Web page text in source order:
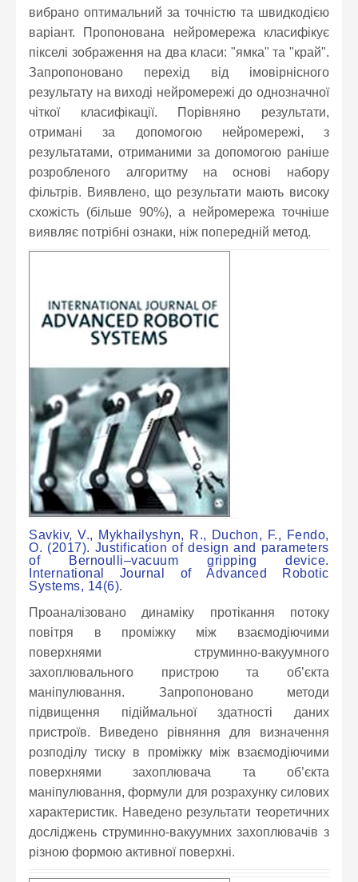
вибрано оптимальний за точністю та швидкодією
варіант. Пропонована нейромережа класифікує
пікселі зображення на два класи: "ямка" та "край".
Запропоновано перехід від імовірнісного
результату на виході нейромережі до однозначної
чіткої класифікації. Порівняно результати,
отримані за допомогою нейромережі, з
результатами, отриманими за допомогою раніше
розробленого алгоритму на основі набору
фільтрів. Виявлено, що результати мають високу
схожість (більше 90%), а нейромережа точніше
виявляє потрібні ознаки, ніж попередній метод.
Savkiv, V., Mykhailyshyn, R., Duchon, F., Fendo,
O. (2017). Justification of design and parameters
of Bernoulli–vacuum gripping device.
International Journal of Advanced Robotic
Systems, 14(6).
Проаналізовано динаміку протікання потоку
повітря в проміжку між взаємодіючими
поверхнями струминно-вакуумного
захоплювального пристрою та об’єкта
маніпулювання. Запропоновано методи
підвищення підіймальної здатності даних
пристроїв. Виведено рівняння для визначення
розподілу тиску в проміжку між взаємодіючими
поверхнями захоплювача та об’єкта
маніпулювання, формули для розрахунку силових
характеристик. Наведено результати теоретичних
досліджень струминно-вакуумних захоплювачів з
різною формою активної поверхні.